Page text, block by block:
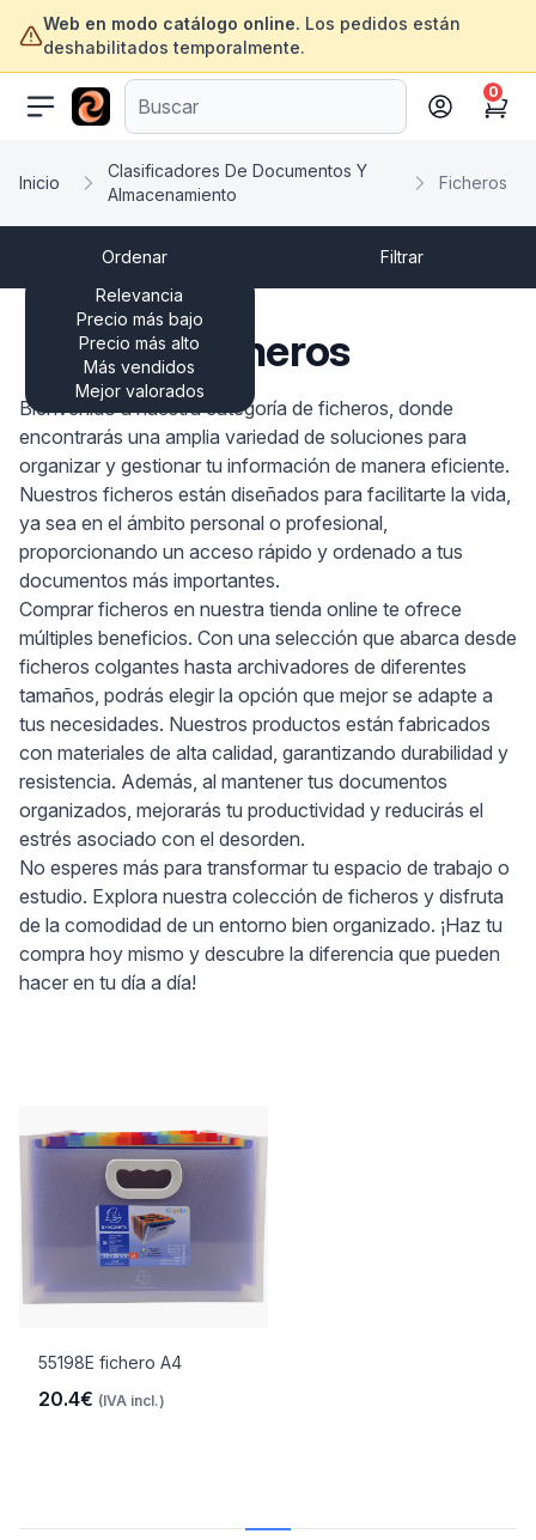
Web en modo catálogo online. Los pedidos están
deshabilitados temporalmente.
ofertasinformatica.com
Cart
0
Inicio
Clasificadores De Documentos Y
Almacenamiento
Ficheros
Ordenar
Relevancia
Precio más bajo
Precio más alto
Más vendidos
Mejor valorados
Filtrar
Ficheros
Bienvenido a nuestra categoría de ficheros, donde
encontrarás una amplia variedad de soluciones para
organizar y gestionar tu información de manera eficiente.
Nuestros ficheros están diseñados para facilitarte la vida,
ya sea en el ámbito personal o profesional,
proporcionando un acceso rápido y ordenado a tus
documentos más importantes.
Comprar ficheros en nuestra tienda online te ofrece
múltiples beneficios. Con una selección que abarca desde
ficheros colgantes hasta archivadores de diferentes
tamaños, podrás elegir la opción que mejor se adapte a
tus necesidades. Nuestros productos están fabricados
con materiales de alta calidad, garantizando durabilidad y
resistencia. Además, al mantener tus documentos
organizados, mejorarás tu productividad y reducirás el
estrés asociado con el desorden.
No esperes más para transformar tu espacio de trabajo o
estudio. Explora nuestra colección de ficheros y disfruta
de la comodidad de un entorno bien organizado. ¡Haz tu
compra hoy mismo y descubre la diferencia que pueden
hacer en tu día a día!
55198E fichero A4
20.4€ (IVA incl.)